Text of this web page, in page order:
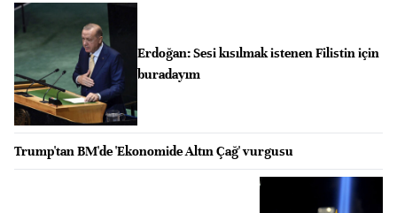
Erdoğan: Sesi kısılmak istenen Filistin için
buradayım
Trump'tan BM'de 'Ekonomide Altın Çağ' vurgusu